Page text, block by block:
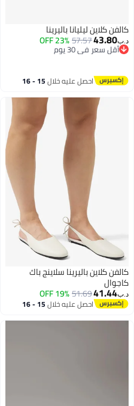
كلاين ليليانا باليرينا
43.80
57.57
23% OFF
أقل سعر في 30 يوم
أقل سعر في 30 يوم
احصل عليه خلال 15 - 16
كلاين باليرينا سلاينج باك
41.44
51.69
19% OFF
احصل عليه خلال 15 - 16